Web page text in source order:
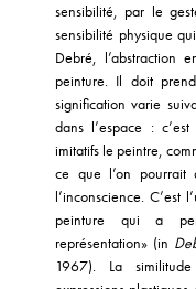
sensibilité, par le
sensibilité physique
Debré, l’abstraction
peinture. Il doit
signification varie
dans l’espace :
imitatifs le peintre,
ce que l’on pourrait
l’inconscience. C’est
peinture qui a
représentation» (in
1967). La